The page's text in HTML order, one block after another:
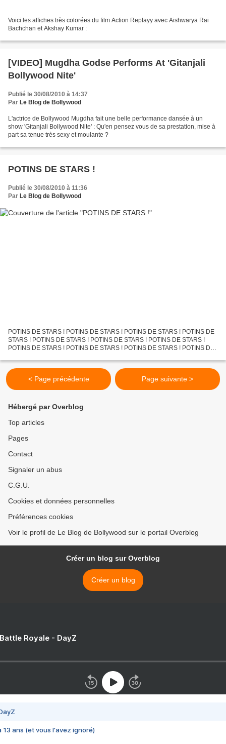
Voici les affiches très colorées du film Action Replayy avec Aishwarya Rai
Bachchan et Akshay Kumar :
[VIDEO] Mugdha Godse Performs At 'Gitanjali
Bollywood Nite'
Publié le 30/08/2010 à 14:37
Par Le Blog de Bollywood
L'actrice de Bollywood Mugdha fait une belle performance dansée à un
show 'Gitanjali Bollywood Nite' : Qu'en pensez vous de sa prestation, mise à
part sa tenue très sexy et moulante ?
POTINS DE STARS !
Publié le 30/08/2010 à 11:36
Par Le Blog de Bollywood
POTINS DE STARS ! POTINS DE STARS ! POTINS DE STARS ! POTINS DE
STARS ! POTINS DE STARS ! POTINS DE STARS ! POTINS DE STARS !
POTINS DE STARS ! POTINS DE STARS ! POTINS DE STARS ! POTINS DE
!POTINS...
< Page précédente Page suivante >
Hébergé par Overblog
Top articles
Pages
Contact
Signaler un abus
C.G.U.
Cookies et données personnelles
Préférences cookies
Voir le profil de Le Blog de Bollywood sur le portail Overblog
Créer un blog sur Overblog
Créer un blog
Royale - DayZ
13 ans (et vous l'avez ignoré)